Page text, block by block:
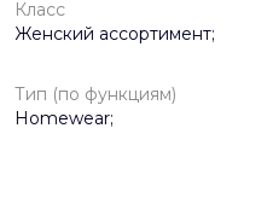
Класс
Женский ассортимент;
Тип (по функциям)
Homewear;